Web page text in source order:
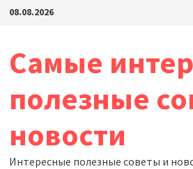
Перейти
08.08.2026
Самые
полезные
новости
Интересные полезные советы и